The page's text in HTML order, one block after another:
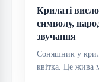
Крилаті
символу,
звучання
Соняшник у
квітка. Це жива